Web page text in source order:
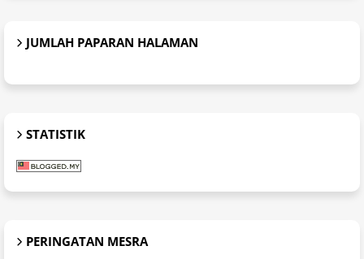
JUMLAH PAPARAN HALAMAN
STATISTIK
PERINGATAN MESRA